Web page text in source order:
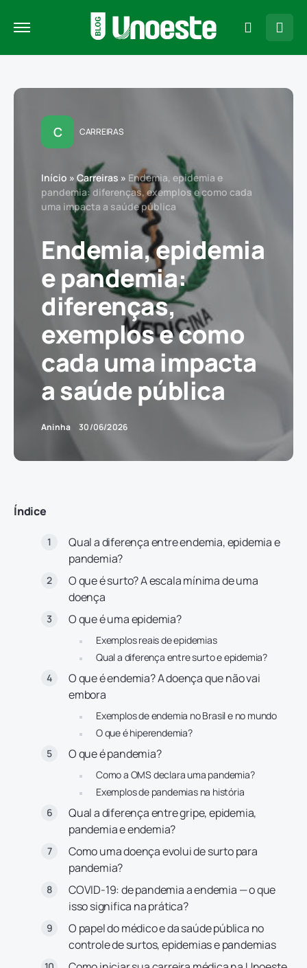
C CARREIRAS
Início » Carreiras » Endemia, epidemia e
pandemia: diferenças, exemplos e como cada
uma impacta a saúde pública
Endemia, epidemia
e pandemia:
diferenças,
exemplos e como
cada uma impacta
a saúde pública
Aninha 30/06/2026
Índice
Qual a diferença entre endemia, epidemia e
pandemia?
O que é surto? A escala mínima de uma
doença
O que é uma epidemia?
Exemplos reais de epidemias
Qual a diferença entre surto e epidemia?
O que é endemia? A doença que não vai
embora
Exemplos de endemia no Brasil e no mundo
O que é hiperendemia?
O que é pandemia?
Como a OMS declara uma pandemia?
Exemplos de pandemias na história
Qual a diferença entre gripe, epidemia,
pandemia e endemia?
Como uma doença evolui de surto para
pandemia?
COVID-19: de pandemia a endemia — o que
isso significa na prática?
O papel do médico e da saúde pública no
controle de surtos, epidemias e pandemias